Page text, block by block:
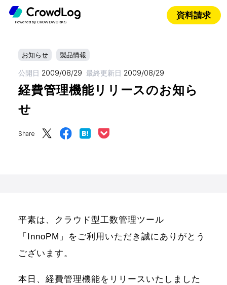
Powered by CROWDWORKS
資料請求
お知らせ 製品情報
公開日 2009/08/29 最終更新日 2009/08/29
経費管理機能リリースのお知ら
せ
Share
平素は、クラウド型工数管理ツール
「InnoPM」をご利用いただき誠にありがとう
ございます。
本日、経費管理機能をリリースいたしました